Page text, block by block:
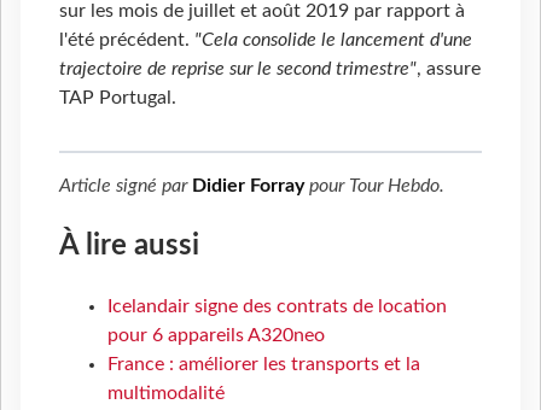
sur les mois de juillet et août 2019 par rapport à
l'été précédent. "Cela consolide le lancement d'une
trajectoire de reprise sur le second trimestre", assure
TAP Portugal.
Article signé par Didier Forraypour Tour Hebdo.
À lire aussi
Icelandair signe des contrats de location
pour 6 appareils A320neo
France : améliorer les transports et la
multimodalité